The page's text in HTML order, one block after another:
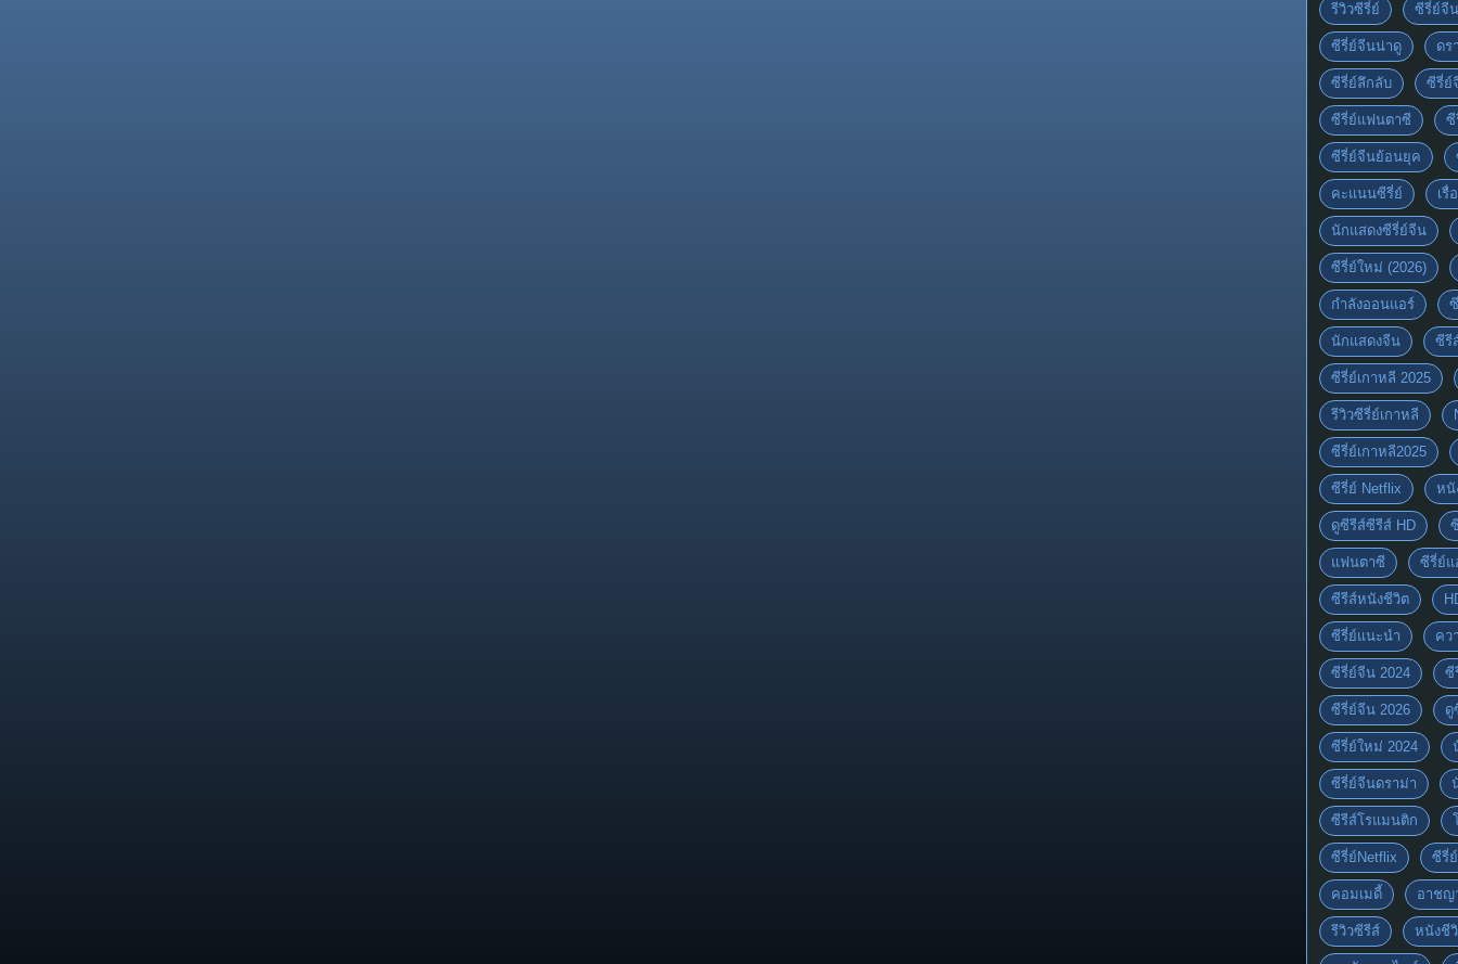
รีวิวซีรี่ย์ ซีรี่ย์จี
ซีรี่ย์จีนน่าดู ดร
ซีรี่ย์ลึกลับ ซีรี่ย์
ซีรี่ย์แฟนตาซี ซี
ซีรี่ย์จีนย้อนยุค
คะแนนซีรี่ย์ เรื่
นักแสดงซีรี่ย์จีน
ซีรี่ย์ใหม่ (2026)
กำลังออนแอร์
นักแสดงจีน ซีรี
ซีรี่ย์เกาหลี 2025
รีวิวซีรี่ย์เกาหลี
ซีรี่ย์เกาหลี2025
ซีรี่ย์ Netflix หนั
ดูซีรีส์ซีรีส์ HD
แฟนตาซี ซีรี่ย์
ซีรีส์หนังชีวิต
ซีรี่ย์แนะนำ คว
ซีรี่ย์จีน 2024 ซี
ซีรี่ย์จีน 2026 ดู
ซีรี่ย์ใหม่ 2024
ซีรี่ย์จีนดราม่า
ซีรีส์โรแมนติก
ซีรี่ย์Netflix ซีรี่
คอมเมดี้ อาชญ
รีวิวซีรีส์ หนังชี